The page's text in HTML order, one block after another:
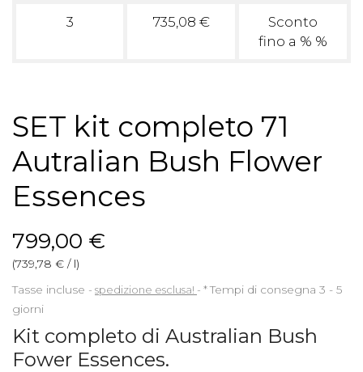
3 735,08 €
Sconto
fino a % %
SET kit completo 71
Autralian Bush Flower
Essences
799,00 €
(739,78 € / l)
Tasse incluse
spedizione esclusa! *Tempi di consegna 3 - 5
giorni
Kit completo di Australian Bush
Fower Essences.